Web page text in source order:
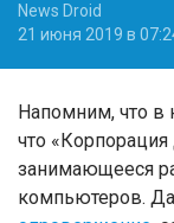
News Droid
21 июня 2019 в
Напомним, что в
что
занимающееся
компьютеров.